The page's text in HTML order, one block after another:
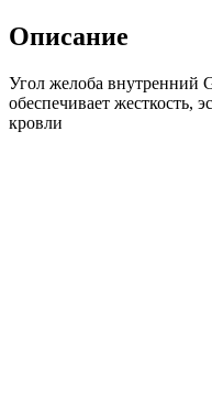
PU
90
125
мм
RAL
Описание
Угол желоба внутренний
обеспечивает жесткость,
кровли